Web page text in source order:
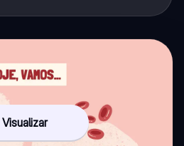
Visualizar